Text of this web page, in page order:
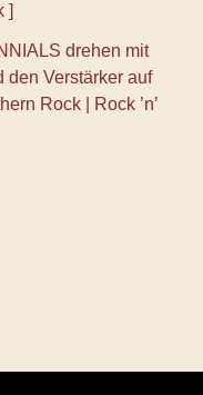
]
drehen mit
den Verstärker auf
Rock | Rock ’n’